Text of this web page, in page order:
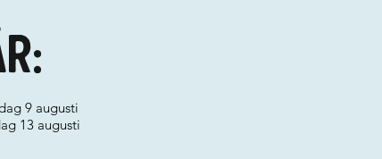
9 augusti
13 augusti